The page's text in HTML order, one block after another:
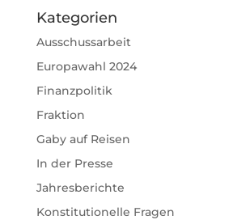
Kategorien
Ausschussarbeit
Europawahl 2024
Finanzpolitik
Fraktion
Gaby auf Reisen
In der Presse
Jahresberichte
Konstitutionelle Fragen